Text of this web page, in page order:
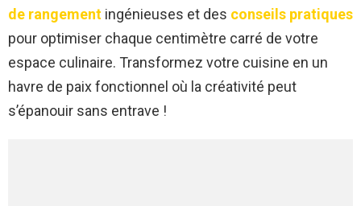
de rangement ingénieuses et des conseils pratiques
pour optimiser chaque centimètre carré de votre
espace culinaire. Transformez votre cuisine en un
havre de paix fonctionnel où la créativité peut
s’épanouir sans entrave !